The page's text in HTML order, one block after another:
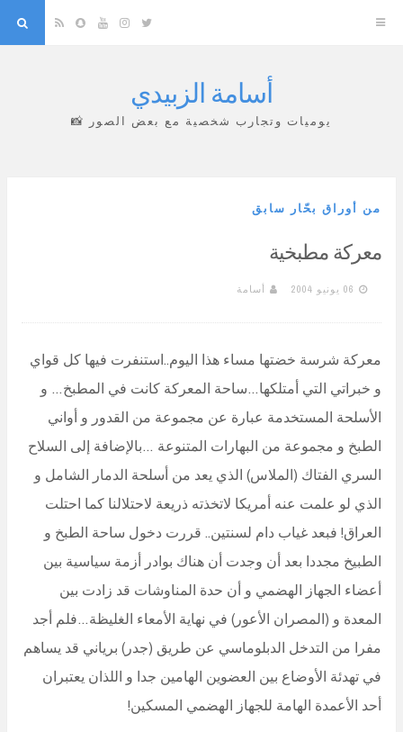
Twitter
Instagram
YouTube
Snapchat
RSS
أسامة الزبيدي
يوميات وتجارب شخصية مع بعض الصور 📸
من أوراق بحّار سابق
معركة مطبخية
06 يونيو 2004 أسامة
معركة شرسة خضتها مساء هذا اليوم..استنفرت فيها كل قواي
و خبراتي التي أمتلكها…ساحة المعركة كانت في المطبخ… و
الأسلحة المستخدمة عبارة عن مجموعة من القدور و أواني
الطبخ و مجموعة من البهارات المتنوعة …بالإضافة إلى السلاح
السري الفتاك (الملاس) الذي يعد من أسلحة الدمار الشامل و
الذي لو علمت عنه أمريكا لاتخذته ذريعة لاحتلالنا كما احتلت
العراق! فبعد غياب دام لسنتين.. قررت دخول ساحة الطبخ و
الطبيخ مجددا بعد أن وجدت أن هناك بوادر أزمة سياسية بين
أعضاء الجهاز الهضمي و أن حدة المناوشات قد زادت بين
المعدة و (المصران الأعور) في نهاية الأمعاء الغليظة…فلم أجد
مفرا من التدخل الدبلوماسي عن طريق (جدر) برياني قد يساهم
في تهدئة الأوضاع بين العضوين الهامين جدا و اللذان يعتبران
أحد الأعمدة الهامة للجهاز الهضمي المسكين!